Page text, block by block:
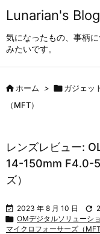
Lunarian's Blog
気になったもの、事柄
みたいです。
ホーム > ガジェッ
（MFT）
レンズレビュー:
14-150mm F4.0-
ズ）
 2023 年 8 月 10 日 
 OMデジタルソリューシ
マイクロフォーサーズ（MFT